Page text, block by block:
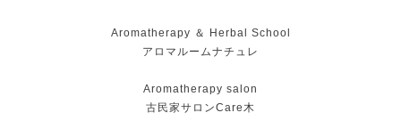
Aromatherapy ＆ Herbal School
アロマルームナチュレ
Aromatherapy salon
古民家サロンCare木